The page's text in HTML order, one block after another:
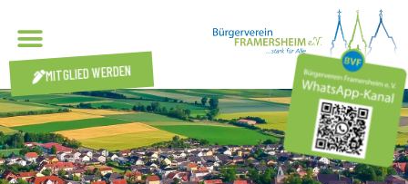
MITGLIED WERDEN